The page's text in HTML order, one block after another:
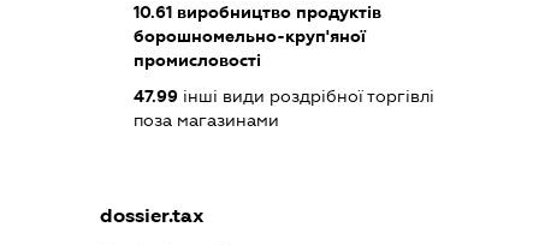
10.61 виробництво продуктів
борошномельно-круп'яної
промисловості
47.99 інші види роздрібної торгівлі
поза магазинами
dossier.tax